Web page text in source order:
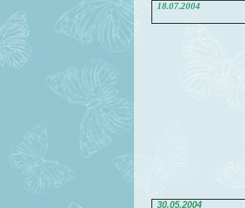
18.07.2004
30.05.2004